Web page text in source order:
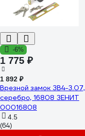
-6%
1 775 ₽
1 892 ₽
Врезной замок ЗВ4-3.07,
серебро, 16808 ЗЕНИТ
00016808
4.5
(64)